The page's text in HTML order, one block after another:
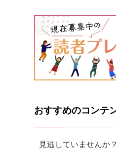
おすすめのコンテ
見逃していませんか